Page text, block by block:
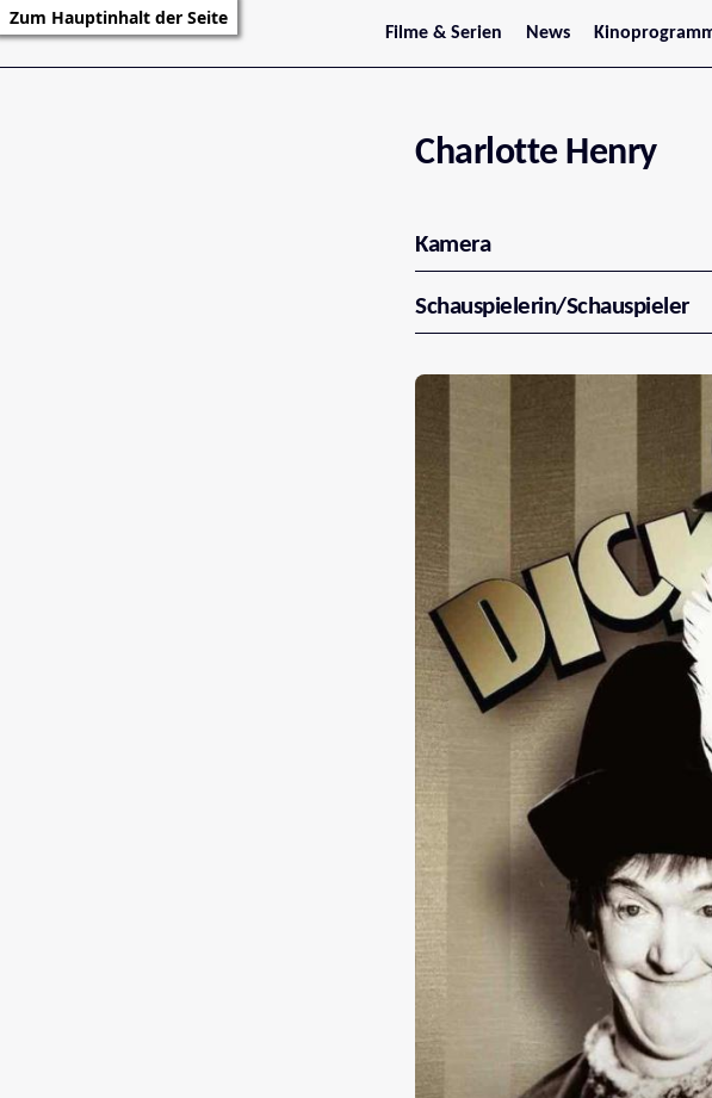
Zum Hauptinhalt der Seite
Filme & Serien
Trailer
Serienarchiv
News
Stars
Jetzt im Kino
Oberösterreich
Tirol
Vorarlberg
Charlotte Henry
Kamera
Schauspielerin/Schauspieler